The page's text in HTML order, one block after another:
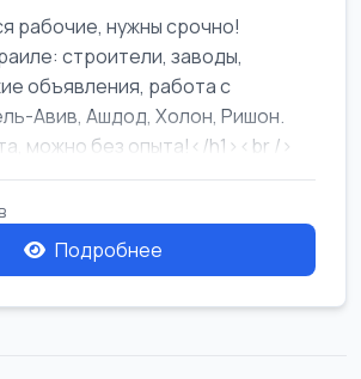
рабочие, нужны срочно!
строители, заводы,
объявления, работа с
Авив, Ашдод, Холон, Ришон.
можно без опыта!</h1><br />
Подробнее